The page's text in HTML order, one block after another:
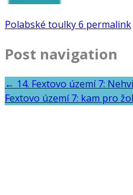
Polabské toulky 6 permalink
Post navigation
← 14. Fextovo území 7:
Fextovo území 7: kam pro